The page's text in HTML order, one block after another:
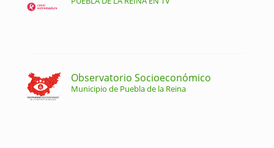
Observatorio Socioeconómico
Municipio de Puebla de la Reina